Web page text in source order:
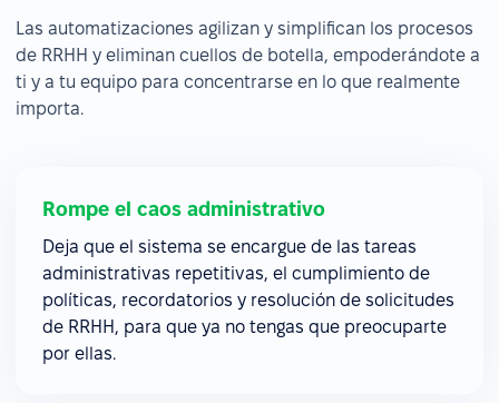
Las automatizaciones agilizan y simplifican los procesos
de RRHH y eliminan cuellos de botella, empoderándote a
ti y a tu equipo para concentrarse en lo que realmente
importa.
Rompe el caos administrativo
Deja que el sistema se encargue de las tareas
administrativas repetitivas, el cumplimiento de
políticas, recordatorios y resolución de solicitudes
de RRHH, para que ya no tengas que preocuparte
por ellas.